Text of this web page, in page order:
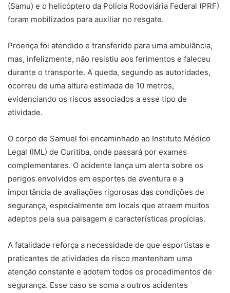
(Samu) e o helicóptero da Polícia Rodoviária Federal (PRF)
foram mobilizados para auxiliar no resgate.
Proença foi atendido e transferido para uma ambulância,
mas, infelizmente, não resistiu aos ferimentos e faleceu
durante o transporte. A queda, segundo as autoridades,
ocorreu de uma altura estimada de 10 metros,
evidenciando os riscos associados a esse tipo de
atividade.
O corpo de Samuel foi encaminhado ao Instituto Médico
Legal (IML) de Curitiba, onde passará por exames
complementares. O acidente lança um alerta sobre os
perigos envolvidos em esportes de aventura e a
importância de avaliações rigorosas das condições de
segurança, especialmente em locais que atraem muitos
adeptos pela sua paisagem e características propícias.
A fatalidade reforça a necessidade de que esportistas e
praticantes de atividades de risco mantenham uma
atenção constante e adotem todos os procedimentos de
segurança. Esse caso se soma a outros acidentes